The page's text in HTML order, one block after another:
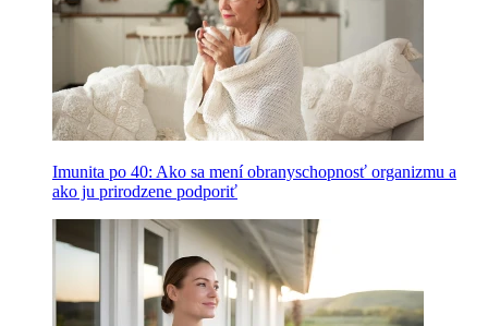
Imunita po 40: Ako sa mení obranyschopnosť organizmu a
ako ju prirodzene podporiť